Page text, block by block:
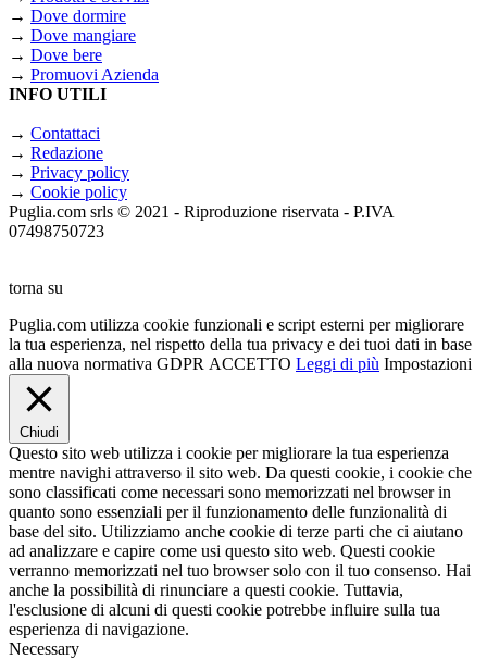
→ Dove dormire
→ Dove mangiare
→ Dove bere
→ Promuovi Azienda
INFO UTILI
→ Contattaci
→ Redazione
→ Privacy policy
→ Cookie policy
Puglia.com srls © 2021 - Riproduzione riservata - P.IVA
07498750723
torna su
Puglia.com utilizza cookie funzionali e script esterni per migliorare
la tua esperienza, nel rispetto della tua privacy e dei tuoi dati in base
alla nuova normativa GDPR ACCETTO Leggi di più Impostazioni
Chiudi
Questo sito web utilizza i cookie per migliorare la tua esperienza
mentre navighi attraverso il sito web. Da questi cookie, i cookie che
sono classificati come necessari sono memorizzati nel browser in
quanto sono essenziali per il funzionamento delle funzionalità di
base del sito. Utilizziamo anche cookie di terze parti che ci aiutano
ad analizzare e capire come usi questo sito web. Questi cookie
verranno memorizzati nel tuo browser solo con il tuo consenso. Hai
anche la possibilità di rinunciare a questi cookie. Tuttavia,
l'esclusione di alcuni di questi cookie potrebbe influire sulla tua
esperienza di navigazione.
Necessary